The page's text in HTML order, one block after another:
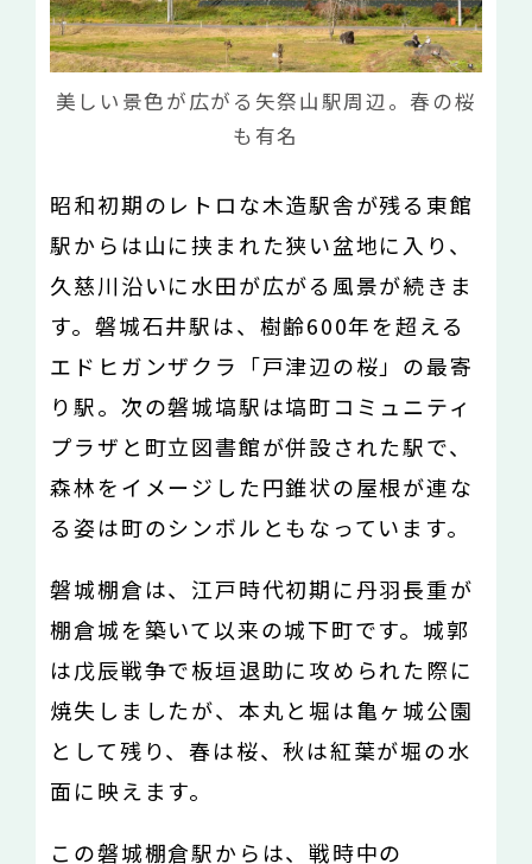
美しい景色が広がる矢祭山駅周辺。春の桜
も有名
昭和初期のレトロな木造駅舎が残る東館
駅からは山に挟まれた狭い盆地に入り、
久慈川沿いに水田が広がる風景が続きま
す。磐城石井駅は、樹齢600年を超える
エドヒガンザクラ「戸津辺の桜」の最寄
り駅。次の磐城塙駅は塙町コミュニティ
プラザと町立図書館が併設された駅で、
森林をイメージした円錐状の屋根が連な
る姿は町のシンボルともなっています。
磐城棚倉は、江戸時代初期に丹羽長重が
棚倉城を築いて以来の城下町です。城郭
は戊辰戦争で板垣退助に攻められた際に
焼失しましたが、本丸と堀は亀ヶ城公園
として残り、春は桜、秋は紅葉が堀の水
面に映えます。
この磐城棚倉駅からは、戦時中の